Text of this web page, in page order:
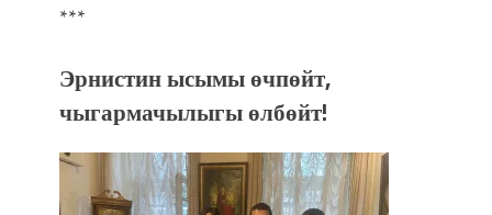
***
Эрнистин ысымы өчпөйт,
чыгармачылыгы өлбөйт!